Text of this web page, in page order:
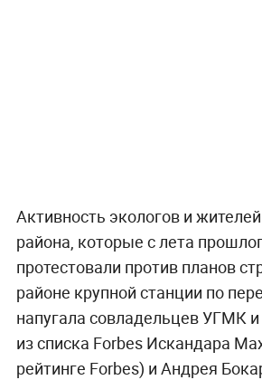
Активность экологов и
района, которые с лета
протестовали против планов
районе крупной станции по
напугала совладельцев УГМК
из списка Forbes Искандара
рейтинге Forbes) и Андрея